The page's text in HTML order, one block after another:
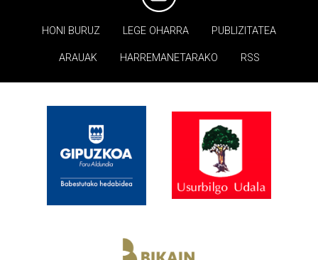
HONI BURUZ LEGE OHARRA PUBLIZITATEA
ARAUAK HARREMANETARAKO RSS